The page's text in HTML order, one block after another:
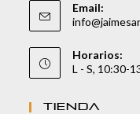
Email:
Horarios:
L - S, 10:30-
TIENDA